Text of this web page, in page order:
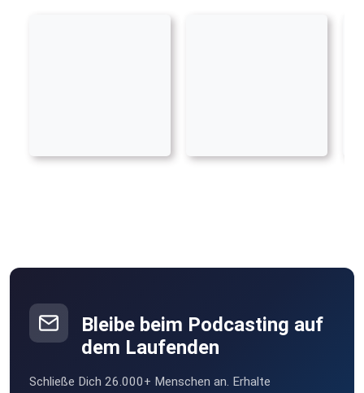
Bleibe beim Podcasting auf
dem Laufenden
Schließe Dich 26.000+ Menschen an. Erhalte